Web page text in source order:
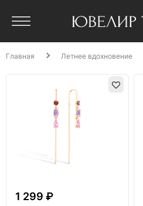
Главная Летнее вдохновение
1 299 ₽